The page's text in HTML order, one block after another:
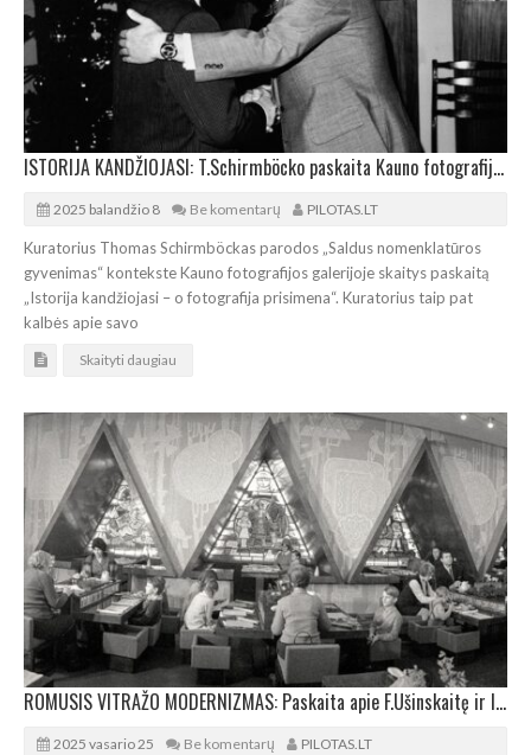
ISTORIJA KANDŽIOJASI: T.Schirmböcko paskaita Kauno fotografijos galerijoje
2025 balandžio 8 Be komentarų PILOTAS.LT
Kuratorius Thomas Schirmböckas parodos „Saldus nomenklatūros
gyvenimas“ kontekste Kauno fotografijos galerijoje skaitys paskaitą
„Istorija kandžiojasi – o fotografija prisimena“. Kuratorius taip pat
kalbės apie savo
Skaityti daugiau
ROMUSIS VITRAŽO MODERNIZMAS: Paskaita apie F.Ušinskaitę ir legendinius vitražus
2025 vasario 25 Be komentarų PILOTAS.LT